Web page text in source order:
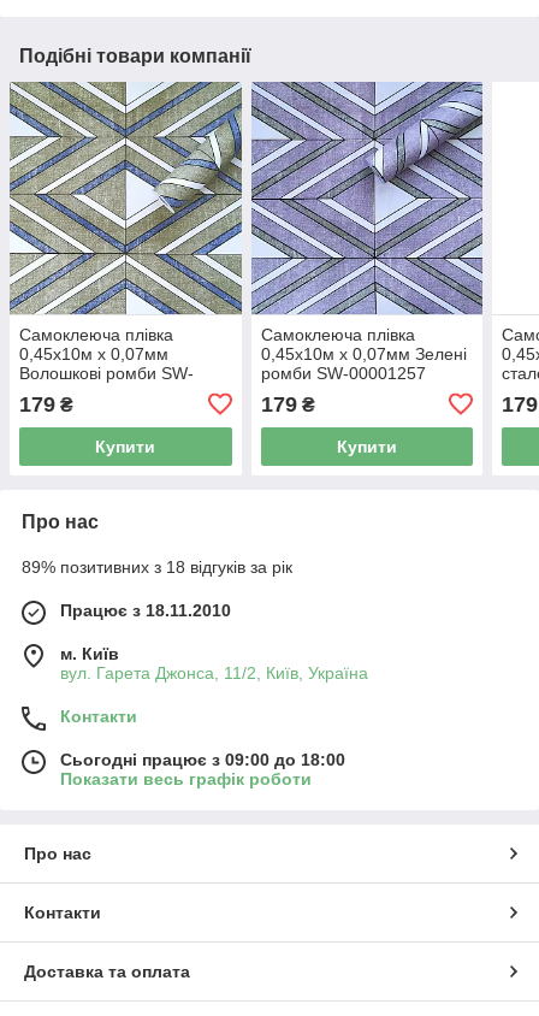
Подібні товари компанії
Самоклеюча плівка
0,45х10м х 0,07мм
Волошкові ромби SW-
179 ₴
Купити
Самоклеюча плівка
0,45х10м х 0,07мм Зелені
ромби SW-00001257
179₴
Купити
179
Про нас
89% позитивних з 18 відгуків за рік
Працює з 18.11.2010
м. Київ
вул. Гарета Джонса, 11/2, Київ, Україна
Контакти
Сьогодні працює з 09:00 до 18:00
Показати весь графік роботи
Про нас
Контакти
Доставка та оплата